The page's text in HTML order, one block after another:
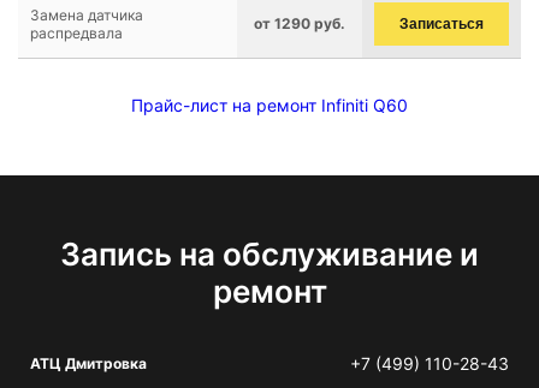
Замена датчика
распредвала
от 1290 руб. Записаться
Прайс-лист на ремонт Infiniti Q60
Запись на обслуживание и
ремонт
АТЦ Дмитровка +7 (499) 110-28-43